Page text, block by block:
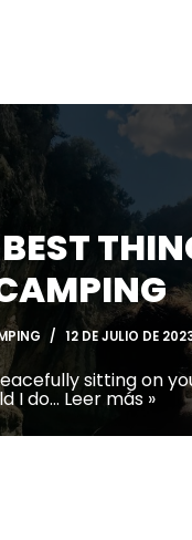
12 DE JULIO DE
sitting on
I do… Leer más »